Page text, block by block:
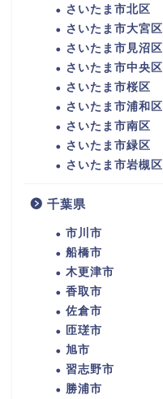
さいたま市北区
さいたま市大宮区
さいたま市見沼区
さいたま市中央区
さいたま市桜区
さいたま市浦和区
さいたま市南区
さいたま市緑区
さいたま市岩槻区
千葉県
市川市
船橋市
木更津市
香取市
佐倉市
匝瑳市
旭市
習志野市
勝浦市